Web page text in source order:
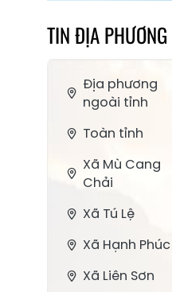
TIN ĐỊA PHƯƠNG
Địa phương
ngoài tỉnh
Toàn tỉnh
Xã Mù Cang
Chải
Xã Tú Lệ
Xã Hạnh Phúc
Xã Liên Sơn